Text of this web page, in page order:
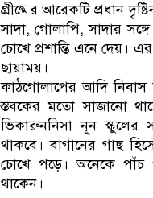
গ্রীষ্মের আরেকটি প্রধান
সাদা, গোলাপি, সাদার
চোখে প্রশান্তি এনে দেয়।
ছায়াময়।
কাঠগোলাপের আদি
স্তবকের মতো সাজানো
ভিকারুননিসা নূন স্কুলের
থাকবে। বাগানের গাছ
চোখে পড়ে। অনেকে পাঁচ
থাকেন।